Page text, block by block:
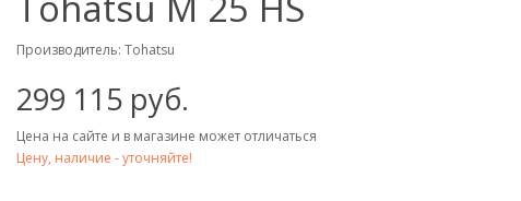
Производитель: Tohatsu
299 115 руб.
Цена на сайте и в магазине может отличаться
Цену, наличие - уточняйте!